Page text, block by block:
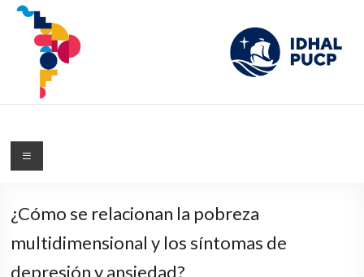
IDHAL
Blog del Instituto de Desarrollo Humano de América Latina de la PUCP
¿Cómo se relacionan la pobreza
multidimensional y los síntomas de
depresión y ansiedad?